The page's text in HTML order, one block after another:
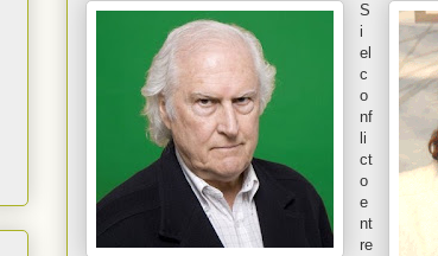
S
i
el
c
o
nf
li
ct
o
e
nt
re